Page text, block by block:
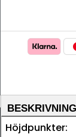
BESKRIVNING
Höjdpunkter: